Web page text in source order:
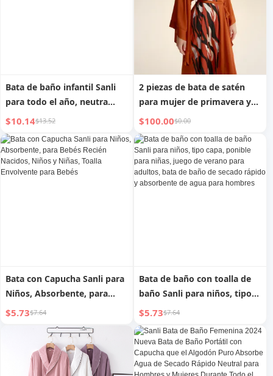
Bata de baño infantil Sanli
para todo el año, neutra
para niñas y niños,
absorbente de agua, secado
rápido, bata de baño para
bebés, toalla de baño, clase
de natación, elegante
$10.14$13.52
2 piezas de bata de satén
para mujer de primavera y
verano, con mangas largas y
holgadas; bata de novia para
la mañana; ropa de estar por
casa y dormir
$100.00$0.00
Bata con Capucha Sanli para
Niños, Absorbente, para
Bebés Recién Nacidos, Niños
para Bebés
$5.73$7.64
Bata de baño con toalla de
baño Sanli para niños, tipo
capa, ponible para niñas,
juego de verano para
adultos, bata de baño de
secado rápido y absorbente
de agua para hombres
$5.73$7.64